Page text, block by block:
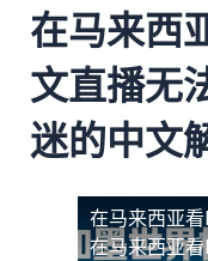
在马来西
文直播无
迷的中文
在马来西亚
在马来西亚